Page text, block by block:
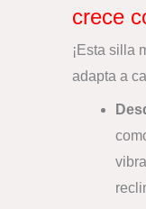
crece
¡Esta silla
adapta a